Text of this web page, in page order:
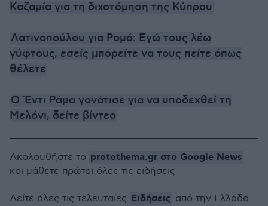
Καζαμία για τη διχοτόμηση της Κύπρου
Λατινοπούλου για Ρομά: Εγώ τους λέω
γύφτους, εσείς μπορείτε να τους πείτε όπως
θέλετε
Ο Έντι Ράμα γονάτισε για να υποδεχθεί τη
Μελόνι, δείτε βίντεο
Ακολουθήστε το protothema.gr στο Google News
και μάθετε πρώτοι όλες τις ειδήσεις
Δείτε όλες τις τελευταίες Ειδήσεις από την Ελλάδα